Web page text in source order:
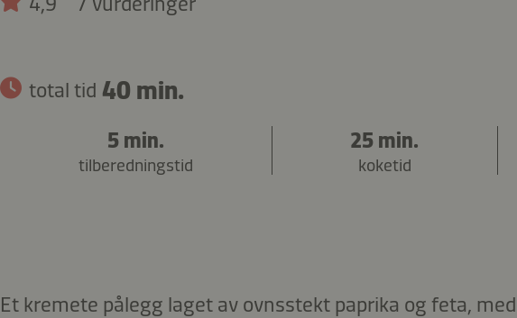
total tid 40 min.
5 min.
tilberedningstid
25 min.
koketid
Et kremete pålegg laget av ovnsstekt paprika og feta,